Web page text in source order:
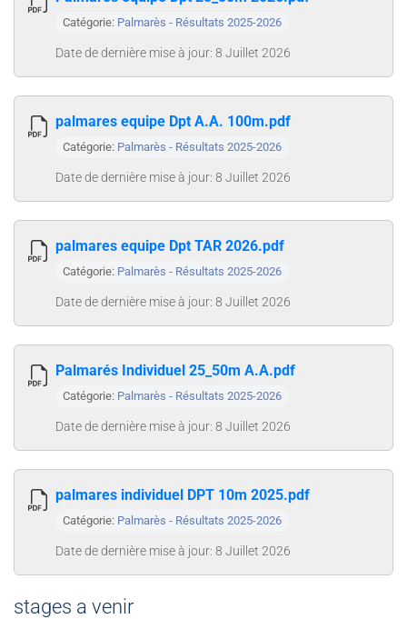
Catégorie: Palmarès - Résultats 2025-2026
Date de dernière mise à jour: 8 Juillet 2026
palmares equipe Dpt A.A. 100m.pdf
Catégorie: Palmarès - Résultats 2025-2026
Date de dernière mise à jour: 8 Juillet 2026
palmares equipe Dpt TAR 2026.pdf
Catégorie: Palmarès - Résultats 2025-2026
Date de dernière mise à jour: 8 Juillet 2026
Palmarés Individuel 25_50m A.A.pdf
Catégorie: Palmarès - Résultats 2025-2026
Date de dernière mise à jour: 8 Juillet 2026
palmares individuel DPT 10m 2025.pdf
Catégorie: Palmarès - Résultats 2025-2026
Date de dernière mise à jour: 8 Juillet 2026
stages a venir